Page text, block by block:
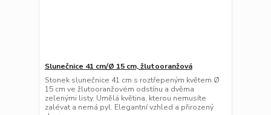
Slunečnice 41 cm/Ø 15 cm, žlutooranžová
Stonek slunečnice 41 cm s roztřepeným květem Ø
15 cm ve žlutooranžovém odstínu a dvěma
zelenými listy. Umělá květina, kterou nemusíte
zalévat a nemá pyl. Elegantní vzhled a přirozený